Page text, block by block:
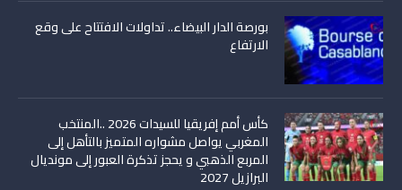
بورصة الدار البيضاء.. تداولات الافتتاح على وقع
الارتفاع
كأس أمم إفريقيا للسيدات 2026 ..المنتخب
المغربي يواصل مشواره المتميز بالتأهل إلى
المربع الذهبي و يحجز تذكرة العبور إلى مونديال
البرازيل 2027